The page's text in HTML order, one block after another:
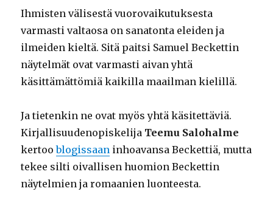
Ihmisten välisestä vuorovaikutuksesta
varmasti valtaosa on sanatonta eleiden ja
ilmeiden kieltä. Sitä paitsi Samuel Beckettin
näytelmät ovat varmasti aivan yhtä
käsittämättömiä kaikilla maailman kielillä.
Ja tietenkin ne ovat myös yhtä käsitettäviä.
Kirjallisuudenopiskelija Teemu Salohalme
kertooblogissaan inhoavansa Beckettiä, mutta
tekee silti oivallisen huomion Beckettin
näytelmien ja romaanien luonteesta.